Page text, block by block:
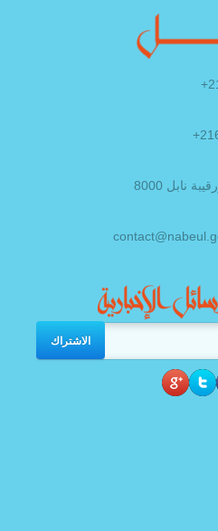
نابل 8000
الاشتراك